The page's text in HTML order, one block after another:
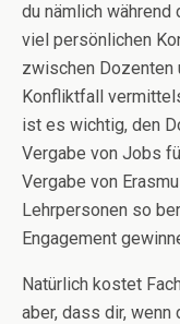
du nämlich
viel persönlichen
zwischen Dozenten
Konfliktfall
ist es wichtig, den
Vergabe von Jobs
Vergabe von
Lehrpersonen so
Engagement
Natürlich kostet
aber, dass dir,